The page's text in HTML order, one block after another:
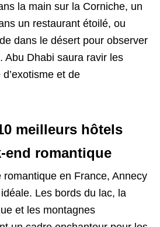
la main sur la Corniche, un
un restaurant étoilé, ou
dans le désert pour observer
Abu Dhabi saura ravir les
et de
meilleurs hôtels
end romantique
romantique en France, Annecy
Les bords du lac, la
et les montagnes